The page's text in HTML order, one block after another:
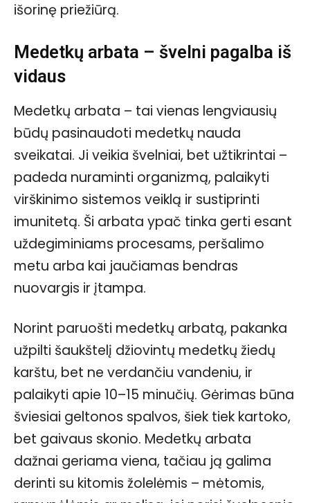
išorinę priežiūrą.
Medetkų arbata – švelni pagalba iš
vidaus
Medetkų arbata – tai vienas lengviausių
būdų pasinaudoti medetkų nauda
sveikatai. Ji veikia švelniai, bet užtikrintai –
padeda nuraminti organizmą, palaikyti
virškinimo sistemos veiklą ir sustiprinti
imunitetą. Ši arbata ypač tinka gerti esant
uždegiminiams procesams, peršalimo
metu arba kai jaučiamas bendras
nuovargis ir įtampa.
Norint paruošti medetkų arbatą, pakanka
užpilti šaukštelį džiovintų medetkų žiedų
karštu, bet ne verdančiu vandeniu, ir
palaikyti apie 10–15 minučių. Gėrimas būna
šviesiai geltonos spalvos, šiek tiek kartoko,
bet gaivaus skonio. Medetkų arbata
dažnai geriama viena, tačiau ją galima
derinti su kitomis žolelėmis – mėtomis,